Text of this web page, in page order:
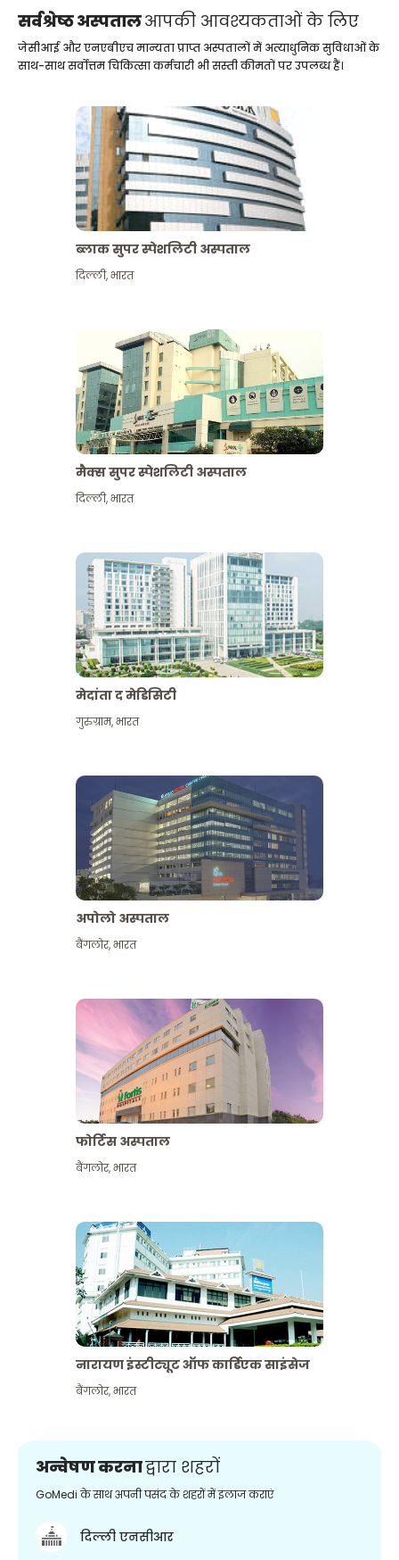
सर्वश्रेष्ठ अस्पतालआपकी आवश्यकताओं के लिए
जेसीआई और एनएबीएच मान्यता प्राप्त अस्पतालों में अत्याधुनिक सुविधाओं के
साथ-साथ सर्वोत्तम चिकित्सा कर्मचारी भी सस्ती कीमतों पर उपलब्ध हैं।
ब्लाक सुपर स्पेशलिटी अस्पताल
दिल्ली,भारत
मैक्स सुपर स्पेशलिटी अस्पताल
दिल्ली,भारत
मेदांता द मेडिसिटी
गुरुग्राम,भारत
अपोलो अस्पताल
बैंगलोर,भारत
फोर्टिस अस्पताल
बैंगलोर,भारत
नारायण इंस्टीट्यूट ऑफ कार्डिएक साइंसेज
बैंगलोर,भारत
अन्वेषण करनाद्वारा शहरों
GoMedi के साथ अपनी पसंद के शहरों में इलाज कराएं
दिल्ली एनसीआर